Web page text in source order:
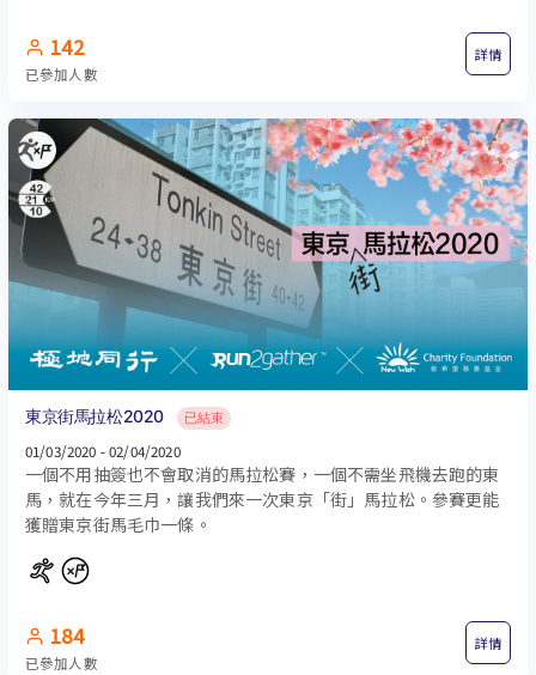
142
已參加人數
詳情
東京街馬拉松2020 已結束
01/03/2020 - 02/04/2020
一個不用抽簽也不會取消的馬拉松賽，一個不需坐飛機去跑的東
馬，就在今年三月，讓我們來一次東京「街」馬拉松。參賽更能
獲贈東京街馬毛巾一條。
184
已參加人數
詳情